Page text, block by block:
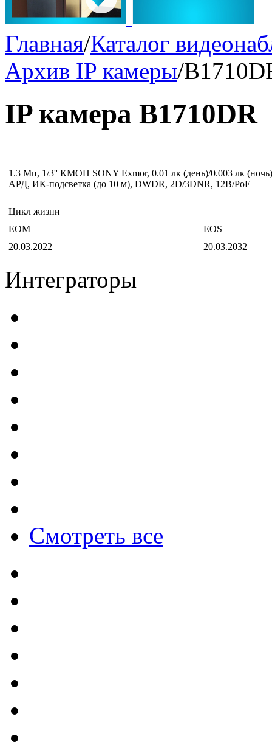
Главная/Каталог
Архив IP камеры/
IP камера B1710DR
1.3 Мп, 1/3'' КМОП SONY Exmor, 0.01 лк (день)/0.003 лк
АРД, ИК-подсветка (до 10 м), DWDR, 2D/3DNR, 12В/PoE
Цикл жизни
EOM
EOS
20.03.2022
20.03.2032
Интеграторы
Смотреть все